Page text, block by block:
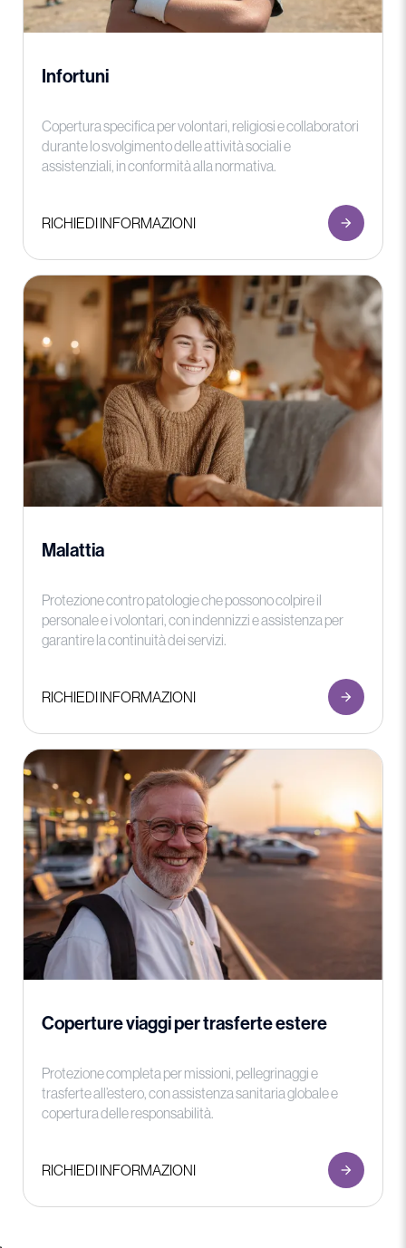
Infortuni
Copertura specifica per volontari, religiosi e collaboratori
durante lo svolgimento delle attività sociali e
assistenziali, in conformità alla normativa.
RICHIEDI INFORMAZIONI
Malattia
Protezione contro patologie che possono colpire il
personale e i volontari, con indennizzi e assistenza per
garantire la continuità dei servizi.
RICHIEDI INFORMAZIONI
Coperture viaggi per trasferte estere
Protezione completa per missioni, pellegrinaggi e
trasferte all’estero, con assistenza sanitaria globale e
copertura delle responsabilità.
RICHIEDI INFORMAZIONI